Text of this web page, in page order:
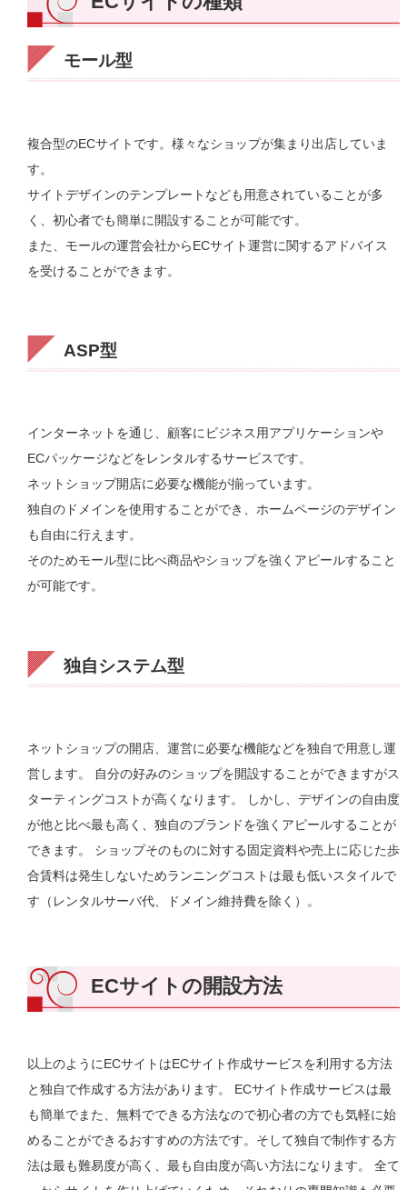
モール型
複合型のECサイトです。様々なショップが集まり出店していま
す。
サイトデザインのテンプレートなども用意されていることが多
く、初心者でも簡単に開設することが可能です。
また、モールの運営会社からECサイト運営に関するアドバイス
を受けることができます。
ASP型
インターネットを通じ、顧客にビジネス用アプリケーションや
ECパッケージなどをレンタルするサービスです。
ネットショップ開店に必要な機能が揃っています。
独自のドメインを使用することができ、ホームページのデザイン
も自由に行えます。
そのためモール型に比べ商品やショップを強くアピールすること
が可能です。
独自システム型
ネットショップの開店、運営に必要な機能などを独自で用意し運
営します。 自分の好みのショップを開設することができますがス
ターティングコストが高くなります。 しかし、デザインの自由度
が他と比べ最も高く、独自のブランドを強くアピールすることが
できます。 ショップそのものに対する固定資料や売上に応じた歩
合賃料は発生しないためランニングコストは最も低いスタイルで
す（レンタルサーバ代、ドメイン維持費を除く）。
ECサイトの開設方法
以上のようにECサイトはECサイト作成サービスを利用する方法
と独自で作成する方法があります。 ECサイト作成サービスは最
も簡単でまた、無料でできる方法なので初心者の方でも気軽に始
めることができるおすすめの方法です。そして独自で制作する方
法は最も難易度が高く、最も自由度が高い方法になります。 全て